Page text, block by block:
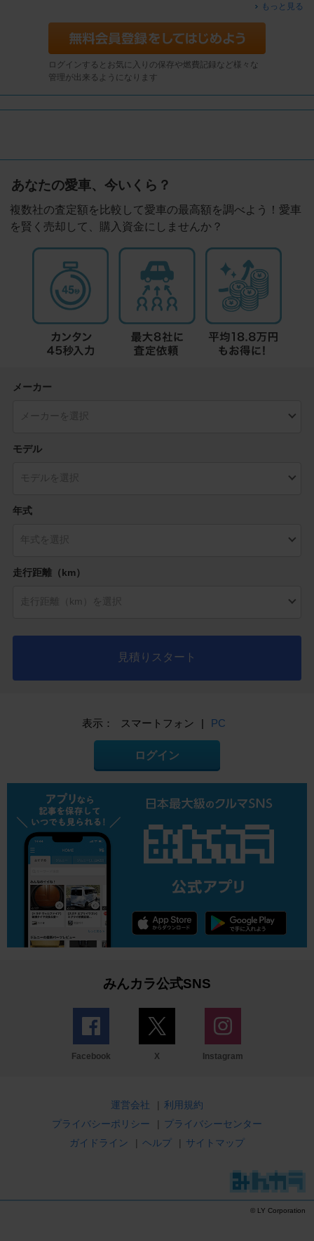
もっと見る
ログインするとお気に入りの保存や燃費記録など様々な
管理が出来るようになります
あなたの愛車、今いくら？
複数社の査定額を比較して愛車の最高額を調べよう！愛車
を賢く売却して、購入資金にしませんか？
メーカー
モデル
年式
走行距離（km）
見積りスタート
表示： スマートフォン | PC
ログイン
みんカラ公式SNS
Facebook X Instagram
運営会社 | 利用規約
プライバシーポリシー
| プライバシーセンター
ガイドライン
| ヘルプ | サイトマップ
© LY Corporation